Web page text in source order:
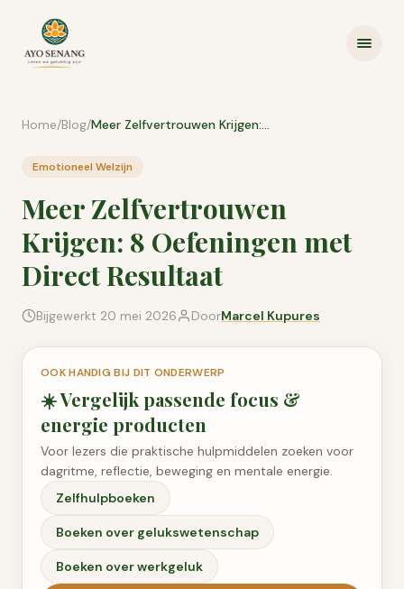
Home/Blog/ Meer Zelfvertrouwen Krijgen: 8 Oefeningen met Direct Resultaat
Emotioneel Welzijn
Meer Zelfvertrouwen
Krijgen: 8 Oefeningen met
Direct Resultaat
Bijgewerkt 20 mei 2026 DoorMarcel Kupures
OOK HANDIG BIJ DIT ONDERWERP
☀️Vergelijk passende focus &
energie producten
Voor lezers die praktische hulpmiddelen zoeken voor
dagritme, reflectie, beweging en mentale energie.
Zelfhulpboeken
Boeken over gelukswetenschap
Boeken over werkgeluk